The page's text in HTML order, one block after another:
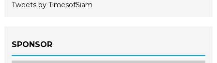
Tweets by TimesofSiam
SPONSOR